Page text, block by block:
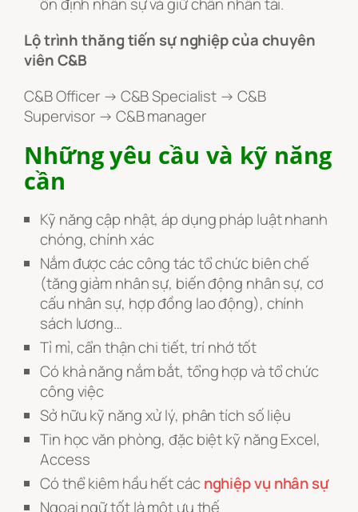
Lộ trình thăng tiến sự nghiệp của chuyên
viên C&B
C&B Officer → C&B Specialist → C&B
Supervisor → C&B manager
Những yêu cầu và kỹ năng
cần
Kỹ năng cập nhật, áp dụng pháp luật nhanh
chóng, chính xác
Nắm được các công tác tổ chức biên chế
(tăng giảm nhân sự, biến động nhân sự, cơ
cấu nhân sự, hợp đồng lao động), chính
sách lương…
Tỉ mỉ, cẩn thận chi tiết, trí nhớ tốt
Có khả năng nắm bắt, tổng hợp và tổ chức
công việc
Sở hữu kỹ năng xử lý, phân tích số liệu
Tin học văn phòng, đặc biệt kỹ năng Excel,
Access
Có thể kiêm hầu hết cácnghiệp vụ nhân sự
Ngoại ngữ tốt là một ưu thế